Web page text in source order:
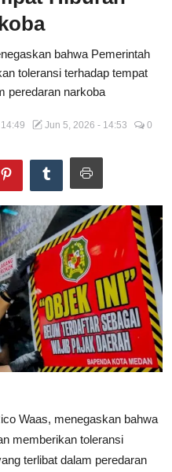
bahwa Pemerintah
toleransi terhadap tempat
peredaran narkoba
Jun 5, 2026 - 14:53 0
Waas, menegaskan bahwa
memberikan toleransi
terlibat dalam peredaran